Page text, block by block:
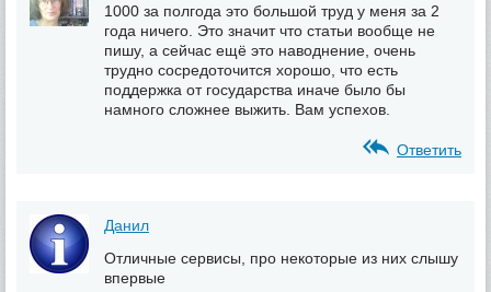
1000 за полгода это большой труд у меня за 2
года ничего. Это значит что статьи вообще не
пишу, а сейчас ещё это наводнение, очень
трудно сосредоточится хорошо, что есть
поддержка от государства иначе было бы
намного сложнее выжить. Вам успехов.
Ответить
Данил
Отличные сервисы, про некоторые из них слышу
впервые